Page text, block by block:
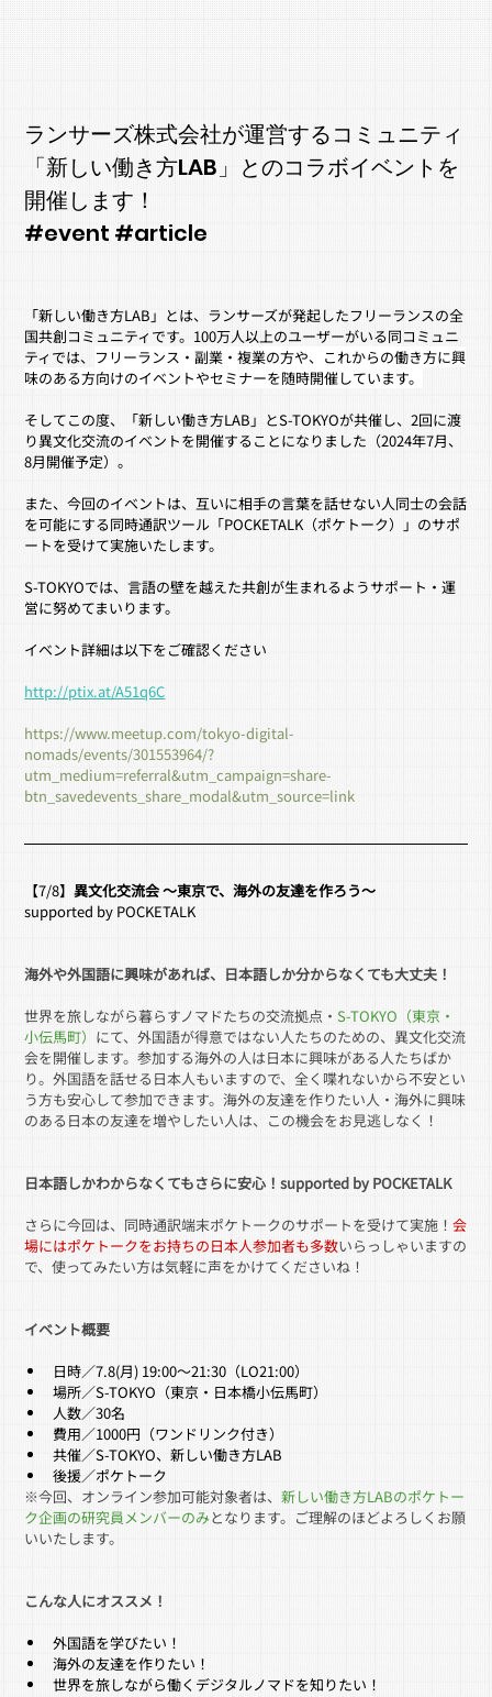
ランサーズ株式会社が運営するコミュニティ
「新しい働き方LAB」とのコラボイベントを
開催します！
#event #article
「新しい働き方LAB」とは、ランサーズが発起したフリーランスの全
国共創コミュニティです。100万人以上のユーザーがいる同コミュニ
ティでは、 フリーランス・副業・複業の方や、これからの働き方に興
味のある方向けのイベントやセミナーを随時開催しています。
そしてこの度、「新しい働き方LAB」とS-TOKYOが共催し、2回に渡
り異文化交流のイベントを開催することになりました（2024年7月、
8月開催予定）。
また、今回のイベントは、互いに相手の言葉を話せない人同士の会話
を可能にする同時通訳ツール「POCKETALK（ポケトーク）」のサポ
ートを受けて実施いたします。
S-TOKYOでは、言語の壁を越えた共創が生まれるようサポート・運
営に努めてまいります。
イベント詳細は以下をご確認ください
http://ptix.at/A51q6C
https://www.meetup.com/tokyo-digital-
nomads/events/301553964/?
utm_medium=referral&utm_campaign=share-
btn_savedevents_share_modal&utm_source=link
【7/8】異文化交流会 ～東京で、海外の友達を作ろう～
supported by POCKETALK
海外や外国語に興味があれば、日本語しか分からなくても大丈夫！
世界を旅しながら暮らすノマドたちの交流拠点・S-TOKYO（東京・
小伝馬町） にて、外国語が得意ではない人たちのための、異文化交流
会を開催します。参加する海外の人は日本に興味がある人たちばか
り。外国語を話せる日本人もいますので、全く喋れないから不安とい
う方も安心して参加できます。海外の友達を作りたい人・海外に興味
のある日本の友達を増やしたい人は、この機会をお見逃しなく！
日本語しかわからなくてもさらに安心！supported by POCKETALK
さらに今回は、同時通訳端末ポケトークのサポートを受けて実施！会
場にはポケトークをお持ちの日本人参加者も多数いらっしゃいますの
で、使ってみたい方は気軽に声をかけてくださいね！
イベント概要
日時／7.8(月) 19:00～21:30（LO21:00）
場所／S-TOKYO（東京・日本橋小伝馬町）
人数／30名
費用／1000円（ワンドリンク付き）
共催／S-TOKYO、新しい働き方LAB
後援／ポケトーク
※今回、オンライン参加可能対象者は、新しい働き方LABのポケトー
ク企画の研究員メンバーのみとなります。ご理解のほどよろしくお願
いいたします。
こんな人にオススメ！
外国語を学びたい！
海外の友達を作りたい！
世界を旅しながら働くデジタルノマドを知りたい！